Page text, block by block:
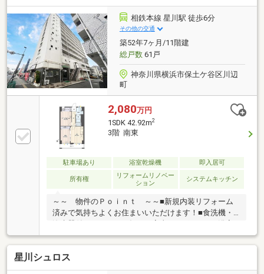
相鉄本線 星川駅 徒歩6分
その他の交通
築52年7ヶ月/11階建
総戸数61戸
神奈川県横浜市保土ケ谷区川辺
町
2,080万円
1SDK 42.92m2
3階 南東
駐車場あり 浴室乾燥機 即入居可
所有権
リフォームリノベー
ション
システムキッチン
～～ 物件のＰｏｉｎｔ ～～■新規内装リフォーム
済みで気持ちよくお住まいいただけます！■食洗機・
浄水器付きキッチンで毎日の家事をサポート！■浴室
乾燥機付きで雨の日のお洗濯にも便利！■南東向きに
つき陽当たりの良い明るい住戸です！■約5.4帖のサー
ビスルームは趣味のスペースなど多用途に活用できま
す！■スーパーやホームセンターが近く、日々のお買
星川シュロス